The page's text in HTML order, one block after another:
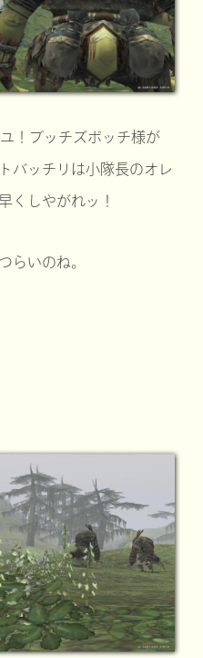
！ブッチズボッチ様が
バッチリは小隊長のオレ
くしやがれッ！
らいのね。